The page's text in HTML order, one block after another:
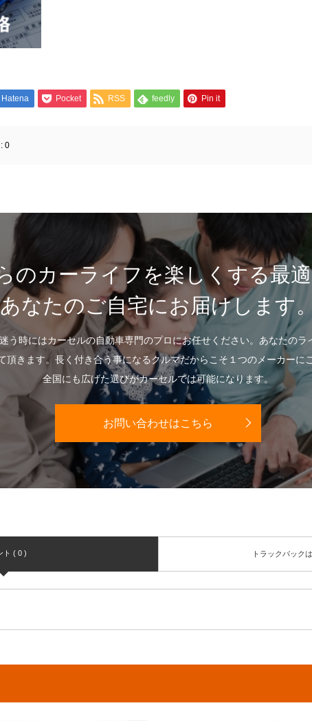
Hatena Pocket RSS feedly Pin it
0
のカーライフを楽しくする最
あなたのご自宅にお届けします
う時にはカーセルの自動車専門のプロにお任せください。あなたの
頂きます。長く付き合う事になるクルマだからこそ１つのメーカーに
全国にも広げた選びがカーセルでは可能になります。
お問い合わせはこちら
ト ( 0 ) トラックバック